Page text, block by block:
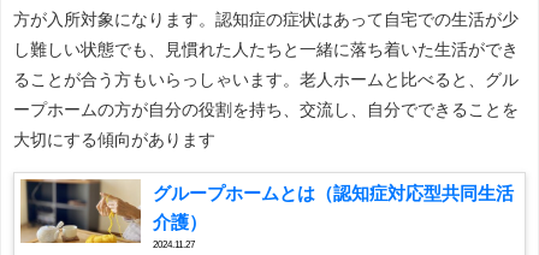
方が入所対象になります。認知症の症状はあって自宅での生活が少
し難しい状態でも、見慣れた人たちと一緒に落ち着いた生活ができ
ることが合う方もいらっしゃいます。老人ホームと比べると、グル
ープホームの方が自分の役割を持ち、交流し、自分でできることを
大切にする傾向があります
グループホームとは（認知症対応型共同生活
介護）
2024.11.27